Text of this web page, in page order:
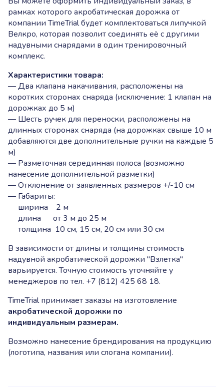
рамках которого акробатическая дорожка от
компании TimeTrial будет комплектоваться липучкой
Велкро, которая позволит соединять её с другими
надувными снарядами в один тренировочный
комплекс.
Характеристики товара:
— Два клапана накачивания, расположены на
коротких сторонах снаряда (исключение: 1 клапан на
дорожках до 5 м)
— Шесть ручек для переноски, расположены на
длинных сторонах снаряда (на дорожках свыше 10 м
добавляются две дополнительные ручки на каждые 5
м)
— Разметочная серединная полоса (возможно
нанесение дополнительной разметки)
— Отклонение от заявленных размеров +/-10 см
— Габариты:
ширина 2 м
длина от 3 м до 25 м
толщина 10 см, 15 см, 20 см или 30 см
В зависимости от длины и толщины стоимость
надувной акробатической дорожки "Взлетка"
варьируется. Точную стоимость уточняйте у
менеджеров по тел. +7 (812) 425 68 18.
TimeTrial принимает заказы на изготовление
акробатической дорожки по
индивидуальным размерам.
Возможно нанесение брендирования на продукцию
(логотипа, названия или слогана компании).